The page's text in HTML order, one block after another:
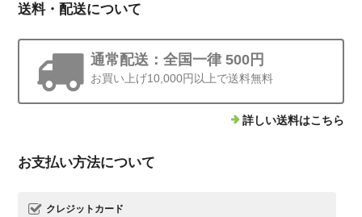
送料・配送について
通常配送：全国一律 500円
お買い上げ10,000円以上で送料無料
詳しい送料はこちら
お支払い方法について
クレジットカード